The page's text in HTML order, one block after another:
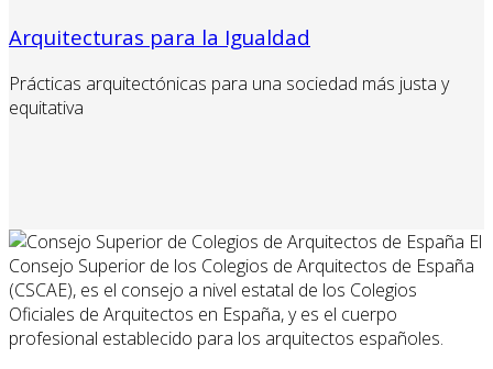
Arquitecturas para la Igualdad
Prácticas arquitectónicas para una sociedad más justa y
equitativa
El
Consejo Superior de los Colegios de Arquitectos de España
(CSCAE), es el consejo a nivel estatal de los Colegios
Oficiales de Arquitectos en España, y es el cuerpo
profesional establecido para los arquitectos españoles.